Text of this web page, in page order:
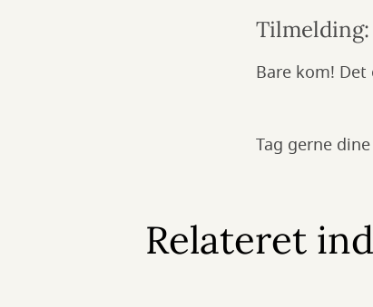
Tilmelding:
Bare kom!
Tag gerne
Relateret